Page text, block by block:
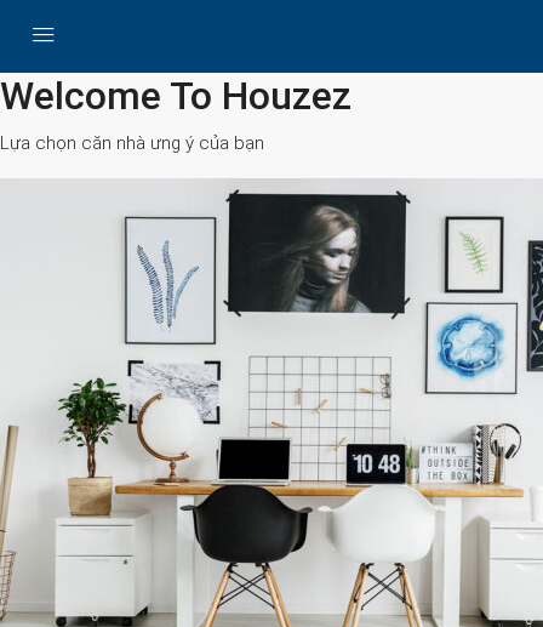
Search
Welcome To Houzez
Lựa chọn căn nhà ưng ý của bạn